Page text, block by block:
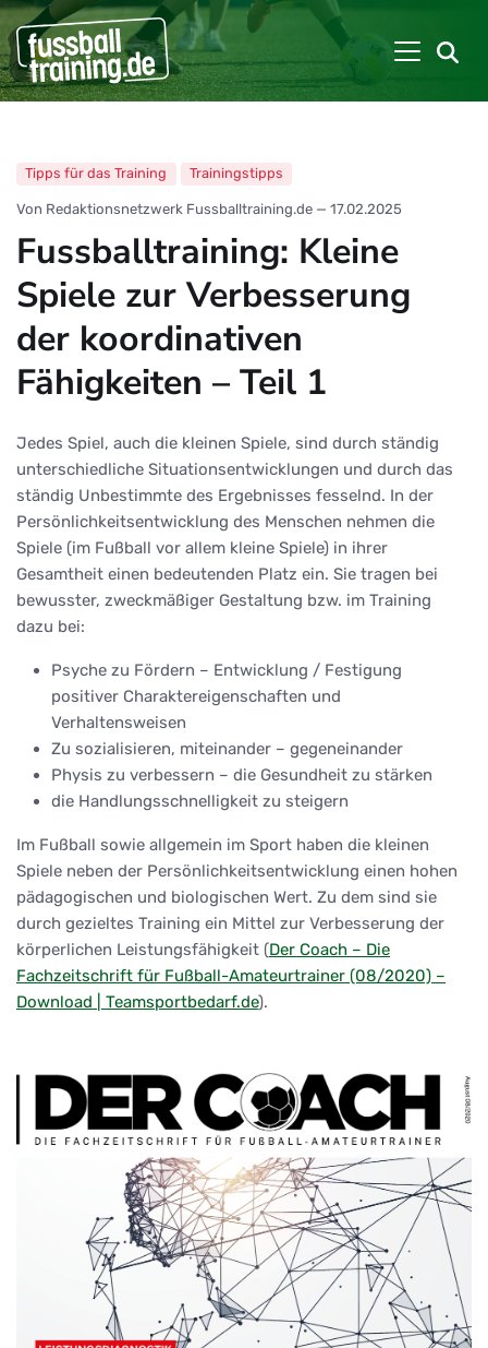
Tipps für das Training Trainingstipps
Von Redaktionsnetzwerk Fussballtraining.de — 17.02.2025
Fussballtraining: Kleine
Spiele zur Verbesserung
der koordinativen
Fähigkeiten – Teil 1
Jedes Spiel, auch die kleinen Spiele, sind durch ständig
unterschiedliche Situationsentwicklungen und durch das
ständig Unbestimmte des Ergebnisses fesselnd. In der
Persönlichkeitsentwicklung des Menschen nehmen die
Spiele (im Fußball vor allem kleine Spiele) in ihrer
Gesamtheit einen bedeutenden Platz ein. Sie tragen bei
bewusster, zweckmäßiger Gestaltung bzw. im Training
dazu bei:
Psyche zu Fördern – Entwicklung / Festigung
positiver Charaktereigenschaften und
Verhaltensweisen
Zu sozialisieren, miteinander – gegeneinander
Physis zu verbessern – die Gesundheit zu stärken
die Handlungsschnelligkeit zu steigern
Im Fußball sowie allgemein im Sport haben die kleinen
Spiele neben der Persönlichkeitsentwicklung einen hohen
pädagogischen und biologischen Wert. Zu dem sind sie
durch gezieltes Training ein Mittel zur Verbesserung der
körperlichen Leistungsfähigkeit (Der Coach – Die
Fachzeitschrift für Fußball-Amateurtrainer (08/2020) –
Download | Teamsportbedarf.de).